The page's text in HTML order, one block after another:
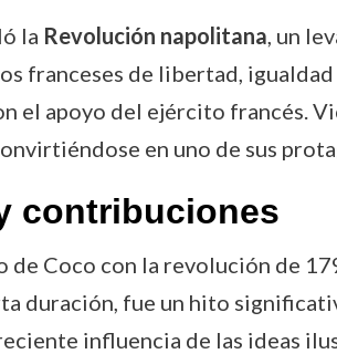
la Revolución napolitana, un
franceses de libertad,
el apoyo del ejército francés.
en uno de sus
contribuciones
de Coco con la revolución de
duración, fue un hito
influencia de las ideas